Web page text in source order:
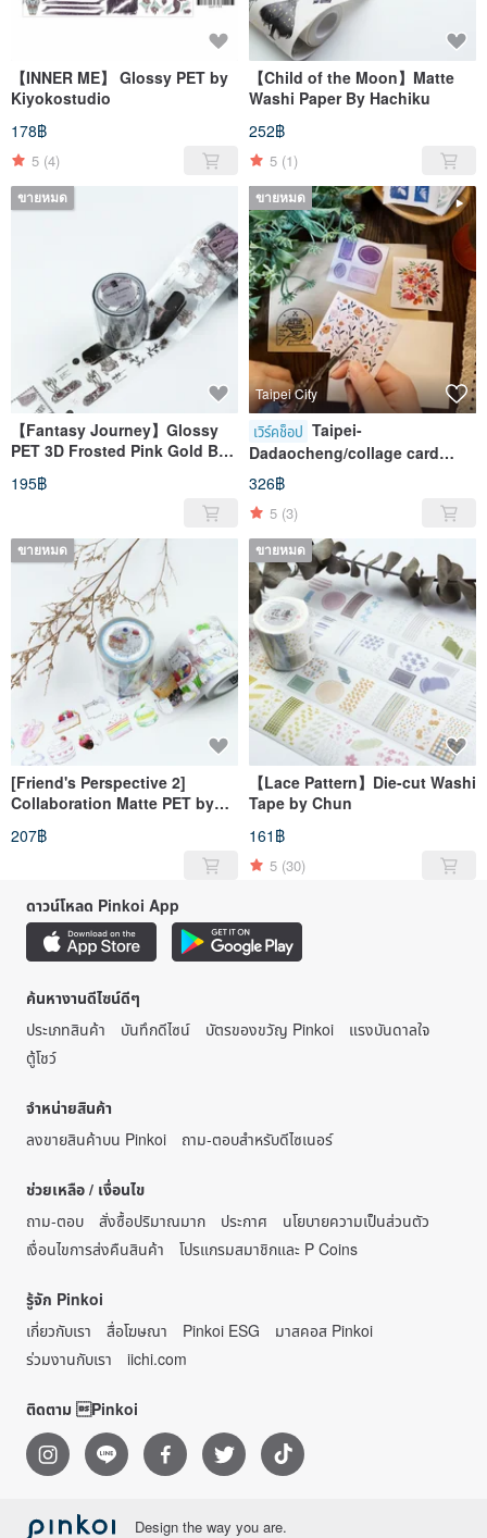
【INNER ME】 Glossy PET by
Kiyokostudio
178฿
5 (4)
【Child of the Moon】Matte
Washi Paper By Hachiku
252฿
5 (1)
ขายหมด
【Fantasy Journey】Glossy
PET 3D Frosted Pink Gold By
Kiyokostudio
195฿
ขายหมด
Taipei City
เวิร์คช็อป Taipei-
Dadaocheng/collage card
set/hand-made experience
activities
326฿
5 (3)
ขายหมด
[Friend's Perspective 2]
Collaboration Matte PET by
hibeetle Hand-Painted
207฿
ขายหมด
【Lace Pattern】Die-cut Washi
Tape by Chun
161฿
5 (30)
ดาวน์โหลด Pinkoi App
ค้นหางานดีไซน์ดีๆ
ประเภทสินค้า
บันทึกดีไซน์ บัตรของขวัญ Pinkoi
แรงบันดาลใจ
ตู้โชว์
จำหน่ายสินค้า
ลงขายสินค้าบน Pinkoi
ถาม-ตอบสำหรับดีไซเนอร์
ช่วยเหลือ / เงื่อนไข
ถาม-ตอบ
สั่งซื้อปริมาณมาก ประกาศ
นโยบายความเป็นส่วนตัว
เงื่อนไขการส่งคืนสินค้า
โปรแกรมสมาชิกและ P Coins
รู้จัก Pinkoi
เกี่ยวกับเรา
สื่อโฆษณา Pinkoi ESG
มาสคอส Pinkoi
ร่วมงานกับเรา
iichi.com
ติดตาม Pinkoi
Design the way you are.